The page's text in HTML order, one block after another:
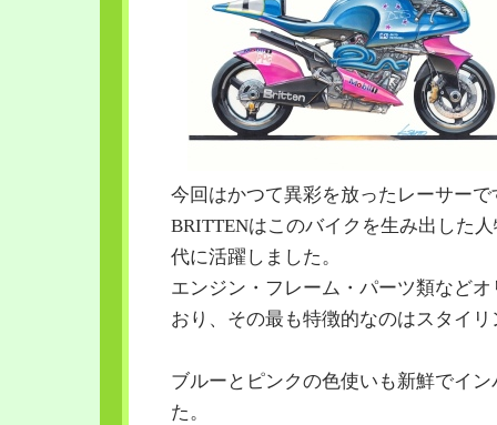
今回はかつて異彩を放ったレーサーで
BRITTENはこのバイクを生み出した
代に活躍しました。
エンジン・フレーム・パーツ類など
おり、その最も特徴的なのはスタイ
ブルーとピンクの色使いも新鮮でイ
た。